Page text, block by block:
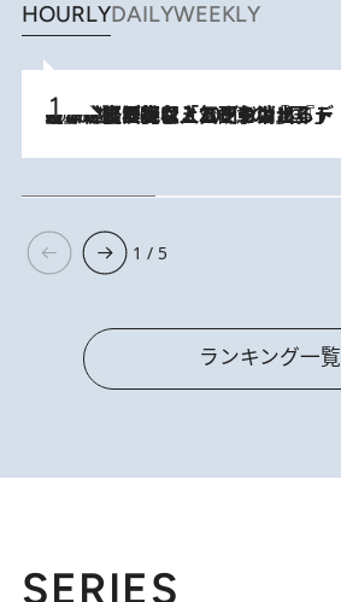
HOURLYDAILYWEEKLY
2026.8.5
【なぜ吉沢亮は「気配を消せる」のか？】興行収入208億の『国宝』を経て挑むミュージカル『ディア・エヴァン・ハンセン』。トップ俳優が舞台上でさらけ出した“孤独”とは
1 / 5
ランキング一覧
SERIES